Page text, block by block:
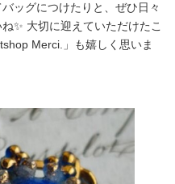
ッグにつけたりと、ぜひ日々
✨ 大切に迎えていただけたこ
Merci.」も嬉しく思いま